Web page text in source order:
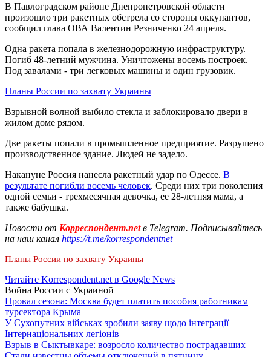
В Павлоградском районе Днепропетровской области
произошло три ракетных обстрела со стороны оккупантов,
сообщил глава ОВА Валентин Резниченко 24 апреля.
Одна ракета попала в железнодорожную инфраструктуру.
Погиб 48-летний мужчина. Уничтожены восемь построек.
Под завалами - три легковых машины и один грузовик.
Планы России по захвату Украины
Взрывной волной выбило стекла и заблокировало двери в
жилом доме рядом.
Две ракеты попали в промышленное предприятие. Разрушено
производственное здание. Людей не задело.
Накануне Россия нанесла ракетный удар по Одессе. В
результате погибли восемь человек. Среди них три поколения
одной семьи - трехмесячная девочка, ее 28-летняя мама, а
также бабушка.
Новости от Корреспондент.netв Telegram. Подписывайтесь
на наш канал https://t.me/korrespondentnet
Планы России по захвату Украины
Читайте Korrespondent.net в Google News
Война России с Украиной
Провал сезона: Москва будет платить пособия работникам
турсектора Крыма
У Сухопутних військах зробили заяву щодо інтеграції
Інтернаціональних легіонів
Взрыв в Сыктывкаре: возросло количество пострадавших